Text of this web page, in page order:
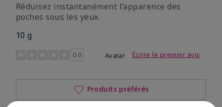
Réduisez instantanément l’apparence des
poches sous les yeux.
10 g
Évaluation des clientes 4,9 sur 5
0.0 Avatar Écrire le premier avis
Produits préférés